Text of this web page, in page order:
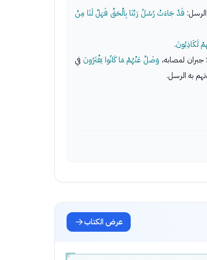
قَدْ جَاءَتْ رُسُلُ رَبِّنَا بِالْحَقِّ فَهَلْ لَنَا مِنْ
لَكَاذِبُونَ.
جبران لمصابه، وَضَلَّ عَنْهُمْ مَا كَانُوا يَفْتَرُونَ في
به الرسل.
عرض الكتاب